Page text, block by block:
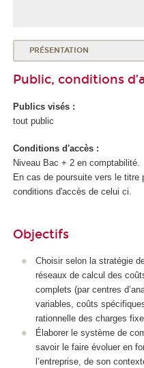
PRÉSENTATION
Public, conditions
Publics visés :
tout public
Conditions d'accès :
Niveau Bac + 2 en comptabilité.
En cas de poursuite vers le titre
conditions d'accès de celui ci.
Objectifs
Choisir selon la stratégie
réseaux de calcul des
complets (par centres
variables, coûts
rationnelle des charges
Élaborer le système de
savoir le faire évoluer en
l’entreprise, de son